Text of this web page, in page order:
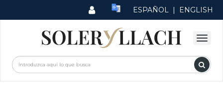
ESPAÑOL | ENGLISH